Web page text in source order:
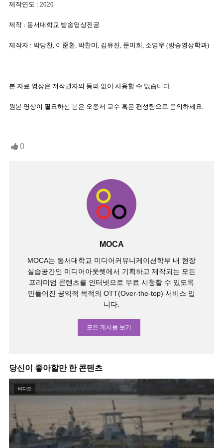
제작연도 : 2020
제작 : 동서대학교 방송영상전공
제작자 : 박당찬, 이준환, 박찬미, 김유진, 문미희, 소영우 (방송영상학과)
본 자료 영상은 저작권자의 동의 없이 사용할 수 없습니다.
원본 영상이 필요하신 분은 오종서 교수 혹은 편성팀으로 문의하세요.
0
MOCA
MOCA는 동서대학교 미디어커뮤니케이션학부 내 현장
실습공간인 미디어아웃렛에서 기획하고 제작되는 모든
프리미엄 콘텐츠를 인터넷으로 무료 시청할 수 있도록
만들어진 공익적 목적의 OTT(Over-the-top) 서비스 입
니다.
모든 게시물 보기
당신이 좋아할만 한 콘텐츠
비디오